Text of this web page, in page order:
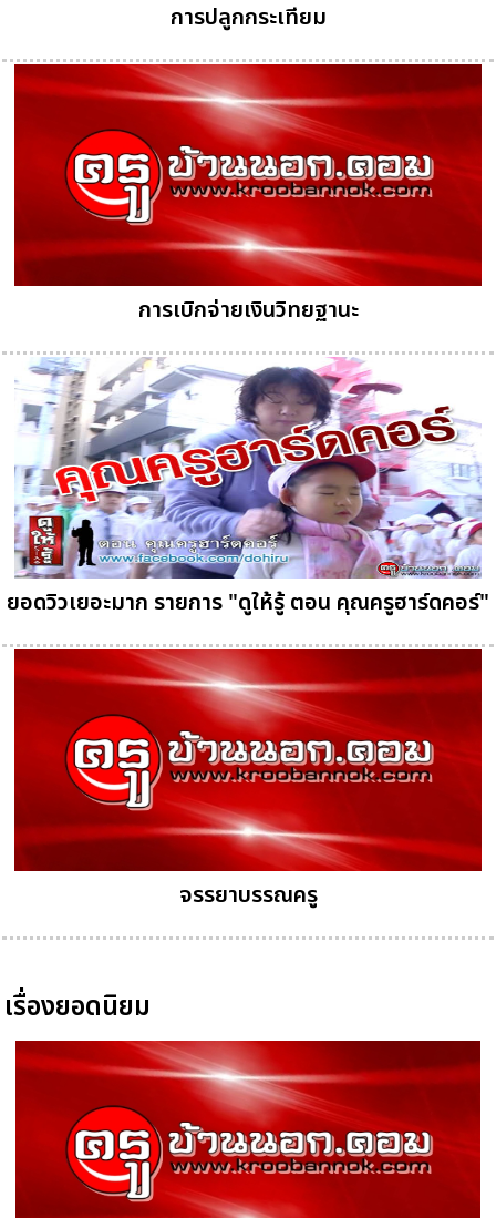
การปลูกกระเทียม
การเบิกจ่ายเงินวิทยฐานะ
ยอดวิวเยอะมาก รายการ "ดูให้รู้ ตอน คุณครูฮาร์ดคอร์"
จรรยาบรรณครู
เรื่องยอดนิยม